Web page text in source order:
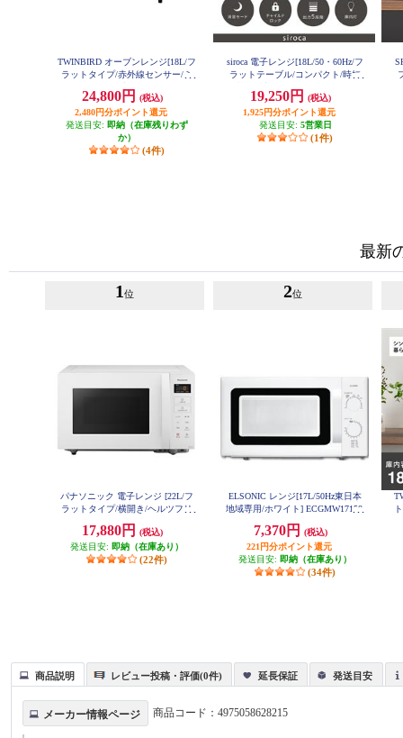
TWINBIRD オーブンレンジ[18L/フ
ラットタイプ/赤外線センサー/ミ
B
24,800円
(税込)
2,480円分ポイント還元
発送目安: 即納（在庫残りわず
か）
(4件)
siroca 電子レンジ[18L/50・60Hz/フ
ラットテーブル/コンパクト/時短
19,250円
(税込)
1,925円分ポイント還元
発送目安: 5営業日
(1件)
最新
1 位
パナソニック 電子レンジ [22L/フ
ラットタイプ/横開き/ヘルツフリ
17,880円
(税込)
発送目安: 即納（在庫あり）
(22件)
2位
ELSONIC レンジ[17L/50Hz東日本
地域専用/ホワイト] ECGMW17150
7,370円
(税込)
221円分ポイント還元
発送目安: 即納（在庫あり）
(34件)
商品説明 レビュー投稿・評価(0件) 延長保証 発送目安
メーカー情報ページ 商品コード：4975058628215